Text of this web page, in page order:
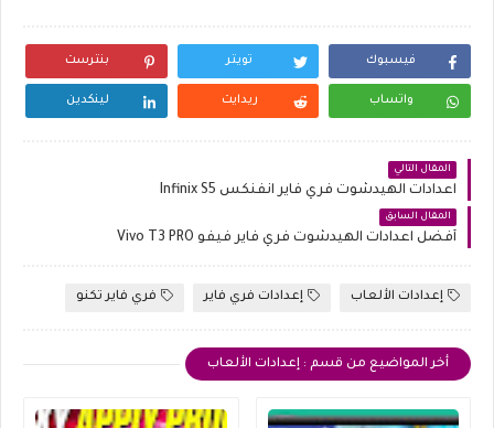
فيسبوك تويتر بنترست
واتساب ريدايت لينكدين
المقال التالي
اعدادات الهيدشوت فري فاير انفنكس Infinix S5
المقال السابق
أفضل اعدادات الهيدشوت فري فاير فيفو Vivo T3 PRO
إعدادات الألعاب إعدادات فري فاير فري فاير تكنو
أخر المواضيع من قسم : إعدادات الألعاب